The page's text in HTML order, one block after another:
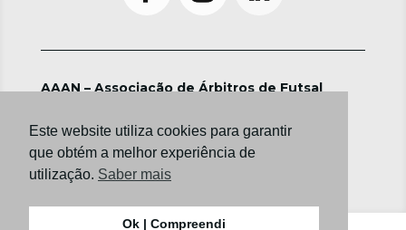
AAAN – Associação de Árbitros de Futsal
Política de Privacidade e Termos de Utilização
Este website utiliza cookies para garantir
que obtém a melhor experiência de
utilização. Saber mais
Ok | Compreendi